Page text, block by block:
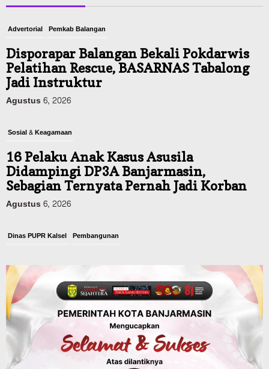
Advertorial Pemkab Balangan
Disporapar Balangan Bekali Pokdarwis
Pelatihan Rescue, BASARNAS Tabalong
Jadi Instruktur
Agustus 6, 2026
Sosial & Keagamaan
16 Pelaku Anak Kasus Asusila
Didampingi DP3A Banjarmasin,
Sebagian Ternyata Pernah Jadi Korban
Agustus 6, 2026
Dinas PUPR Kalsel Pembangunan
Pemerintah Janji Tingkatkan Fasilitas
Keselamatan Jalan Alternatif
Banjarbaru–Batulicin
Agustus 6, 2026
Dinas Kehutanan Kalsel